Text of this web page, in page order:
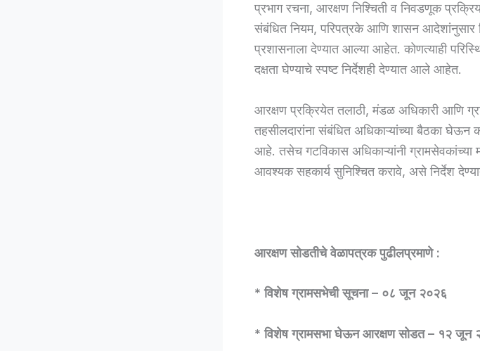
प्रभाग रचना, आरक्षण निश्चिती व निवडणूक
संबंधित नियम, परिपत्रके आणि शासन आदेशांनुसार
प्रशासनाला देण्यात आल्या आहेत. कोणत्याही
दक्षता घेण्याचे स्पष्ट निर्देशही देण्यात आले आहेत.
आरक्षण प्रक्रियेत तलाठी, मंडळ अधिकारी आणि
तहसीलदारांना संबंधित अधिकाऱ्यांच्या बैठका घेऊन
आहे. तसेच गटविकास अधिकाऱ्यांनी ग्रामसेवकांच्या
आवश्यक सहकार्य सुनिश्चित करावे, असे निर्देश
आरक्षण सोडतीचे वेळापत्रक पुढीलप्रमाणे :
* विशेष ग्रामसभेची सूचना – ०८ जून २०२६
* विशेष ग्रामसभा घेऊन आरक्षण सोडत – १२ जून